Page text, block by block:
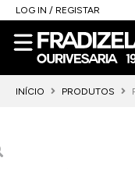
LOG IN / REGISTAR
INÍCIO PRODUTOS